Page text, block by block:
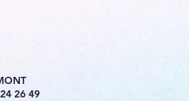
26 49